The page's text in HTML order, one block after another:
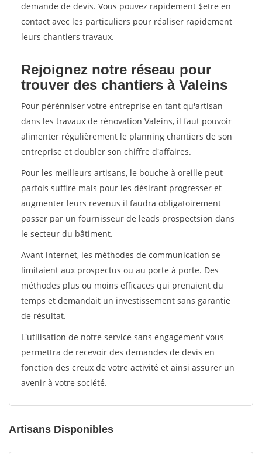
demande de devis. Vous pouvez rapidement $etre en
contact avec les particuliers pour réaliser rapidement
leurs chantiers travaux.
Rejoignez notre réseau pour
trouver des chantiers à Valeins
Pour pérénniser votre entreprise en tant qu'artisan
dans les travaux de rénovation Valeins, il faut pouvoir
alimenter régulièrement le planning chantiers de son
entreprise et doubler son chiffre d'affaires.
Pour les meilleurs artisans, le bouche à oreille peut
parfois suffire mais pour les désirant progresser et
augmenter leurs revenus il faudra obligatoirement
passer par un fournisseur de leads prospectsion dans
le secteur du bâtiment.
Avant internet, les méthodes de communication se
limitaient aux prospectus ou au porte à porte. Des
méthodes plus ou moins efficaces qui prenaient du
temps et demandait un investissement sans garantie
de résultat.
L'utilisation de notre service sans engagement vous
permettra de recevoir des demandes de devis en
fonction des creux de votre activité et ainsi assurer un
avenir à votre société.
Artisans Disponibles